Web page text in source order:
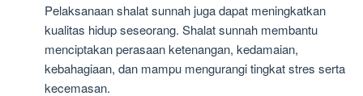
Pelaksanaan shalat sunnah juga dapat meningkatkan
kualitas hidup seseorang. Shalat sunnah membantu
menciptakan perasaan ketenangan, kedamaian,
kebahagiaan, dan mampu mengurangi tingkat stres serta
kecemasan.